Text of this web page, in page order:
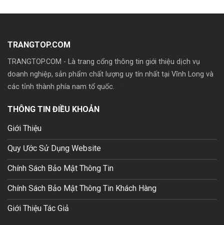
TRANGTOP.COM
TRANGTOP.COM - Là trang cổng thông tin giới thiệu dịch vụ
doanh nghiệp, sản phẩm chất lượng uy tín nhất tại Vĩnh Long và
các tỉnh thành phía nam tổ quốc.
THÔNG TIN ĐIỀU KHOẢN
Giới Thiệu
Quy Ước Sử Dụng Website
Chính Sách Bảo Mật Thông Tin
Chính Sách Bảo Mật Thông Tin Khách Hàng
Giới Thiệu Tác Giả